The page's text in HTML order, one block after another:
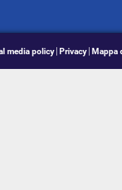
media policy Privacy Mappa